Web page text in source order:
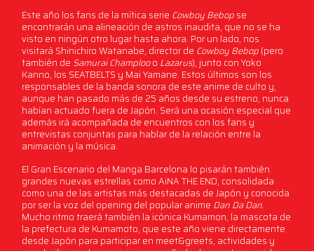
Este año los fans de la mítica serie Cowboy Bebopse
encontrarán una alineación de astros inaudita, que no se ha
visto en ningún otro lugar hasta ahora. Por un lado, nos
visitará Shinichiro Watanabe, director de Cowboy Bebop(pero
también de Samurai Champlooo Lazarus), junto con Yoko
Kanno, los SEATBELTS y Mai Yamane. Estos últimos son los
responsables de la banda sonora de este anime de culto y,
aunque han pasado más de 25 años desde su estreno, nunca
habían actuado fuera de Japón. Será una ocasión especial que
además irá acompañada de encuentros con los fans y
entrevistas conjuntas para hablar de la relación entre la
animación y la música.
El Gran Escenario del Manga Barcelona lo pisarán también
grandes nuevas estrellas como AiNA THE END, consolidada
como una de las artistas más destacadas de Japón y conocida
por ser la voz del opening del popular anime Dan Da Dan.
Mucho ritmo traerá también la icónica Kumamon, la mascota de
la prefectura de Kumamoto, que este año viene directamente
desde Japón para participar en meet&greets, actividades y